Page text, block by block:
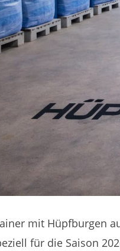
mit Hüpfburgen
für die Saison